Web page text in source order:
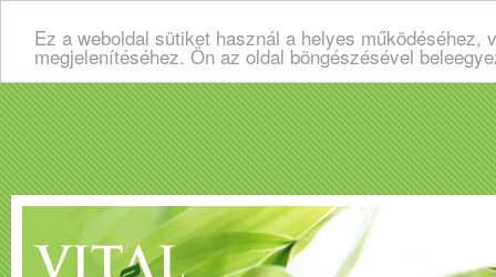
Ez a weboldal sütiket használ a helyes
megjelenítéséhez. Ön az oldal böngészésével